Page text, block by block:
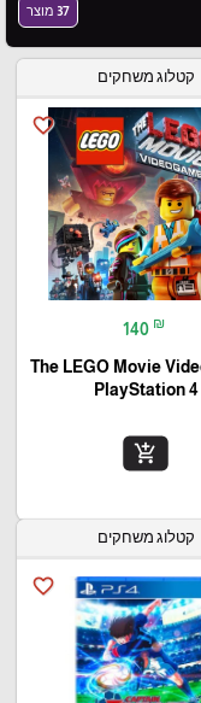
37 מוצר
קטלוג משחקים
favorite_border
140 ₪
The LEGO Movie
PlayStation 4
add_shopping_cart
קטלוג משחקים
favorite_border